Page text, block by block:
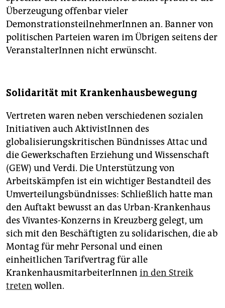
die Vorstellungen der Arbeitgeberseite
Voraussetzung.(dpa)
Überzeugung offenbar vieler
DemonstrationsteilnehmerInnen an. Banner von
politischen Parteien waren im Übrigen seitens der
VeranstalterInnen nicht erwünscht.
Solidarität mit Krankenhausbewegung
Vertreten waren neben verschiedenen sozialen
Initiativen auch AktivistInnen des
globalisierungskritischen Bündnisses Attac und
die Gewerkschaften Erziehung und Wissenschaft
(GEW) und Verdi. Die Unterstützung von
Arbeitskämpfen ist ein wichtiger Bestandteil des
Umverteilungsbündnisses: Schließlich hatte man
den Auftakt bewusst an das Urban-Krankenhaus
des Vivantes-Konzerns in Kreuzberg gelegt, um
sich mit den Beschäftigten zu solidarischen, die ab
Montag für mehr Personal und einen
einheitlichen Tarifvertrag für alle
KrankenhausmitarbeiterInnen in den Streik
treten wollen.